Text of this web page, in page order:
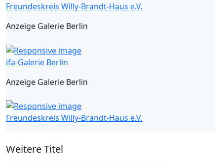
Freundeskreis Willy-Brandt-Haus e.V.
Anzeige Galerie Berlin
ifa-Galerie Berlin
Anzeige Galerie Berlin
Freundeskreis Willy-Brandt-Haus e.V.
Weitere Titel